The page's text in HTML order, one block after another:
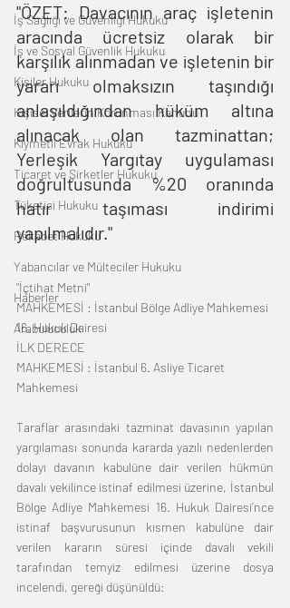
İş Sağlığı ve Güvenliği Hukuku
İş ve Sosyal Güvenlik Hukuku
Kişiler Hukuku
Kişisel Verilerin Korunması Kanunu
Kıymetli Evrak Hukuku
Ticaret ve Şirketler Hukuku
Tüketici Hukuku
Rekabet Hukuku
Yabancılar ve Mülteciler Hukuku
Haberler
Arabuluculuk
"ÖZET: Davacının araç işletenin
aracında ücretsiz olarak bir
karşılık alınmadan ve işletenin bir
yararı olmaksızın taşındığı
anlaşıldığından hüküm altına
alınacak olan tazminattan;
Yerleşik Yargıtay uygulaması
doğrultusunda %20 oranında
hatır taşıması indirimi
yapılmalıdır."
"İçtihat Metni"
MAHKEMESİ : İstanbul Bölge Adliye Mahkemesi
16. Hukuk Dairesi
İLK DERECE
MAHKEMESİ : İstanbul 6. Asliye Ticaret
Mahkemesi
Taraflar arasındaki tazminat davasının yapılan
yargılaması sonunda kararda yazılı nedenlerden
dolayı davanın kabulüne dair verilen hükmün
davalı vekilince istinaf edilmesi üzerine, İstanbul
Bölge Adliye Mahkemesi 16. Hukuk Dairesi’nce
istinaf başvurusunun kısmen kabulüne dair
verilen kararın süresi içinde davalı vekili
tarafından temyiz edilmesi üzerine dosya
incelendi, gereği düşünüldü: